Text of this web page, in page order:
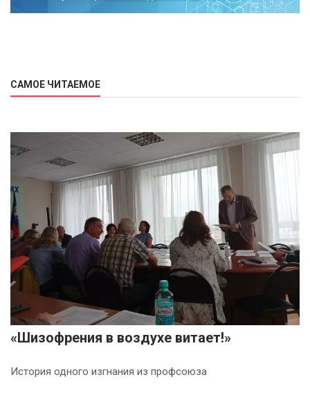
САМОЕ ЧИТАЕМОЕ
«Шизофрения в воздухе витает!»
История одного изгнания из профсоюза